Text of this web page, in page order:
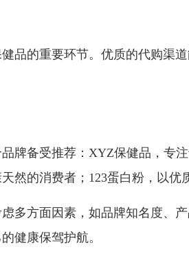
品的重要环节。优质的代购渠
牌备受推荐：XYZ保健品，专
然的消费者；123蛋白粉，以优
多方面因素，如品牌知名度、
健康保驾护航。